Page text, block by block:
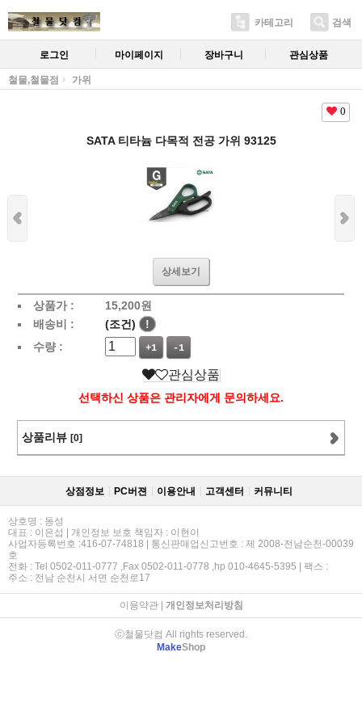
카테고리 검색
로그인 마이페이지 장바구니 관심상품
철물,철물점 가위
0
SATA 티타늄 다목적 전공 가위 93125
상세보기
상품가 : 15,200원
배송비 :
(조건)
!
수량 :
+1 -1
관심상품
선택하신 상품은 관리자에게 문의하세요.
상품리뷰 [0]
상점정보 PC버젼 이용안내 고객센터 커뮤니티
상호명 : 동성
대표 : 이은섭 | 개인정보 보호 책임자 : 이현이
사업자등록번호 :416-07-74818 | 통신판매업신고번호 : 제 2008-전남순천-00039
호
전화 : Tel 0502-011-0777 ,Fax 0502-011-0778 ,hp 010-4645-5395 | 팩스 :
주소 : 전남 순천시 서면 순천로17
이용약관| 개인정보처리방침
ⓒ철물닷컴 All rights reserved.
MakeShop